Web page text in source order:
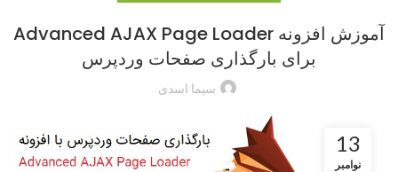
آموزش افزونه Advanced AJAX Page Loader
برای بارگذاری صفحات وردپرس
سیما اسدی
13
نوامبر